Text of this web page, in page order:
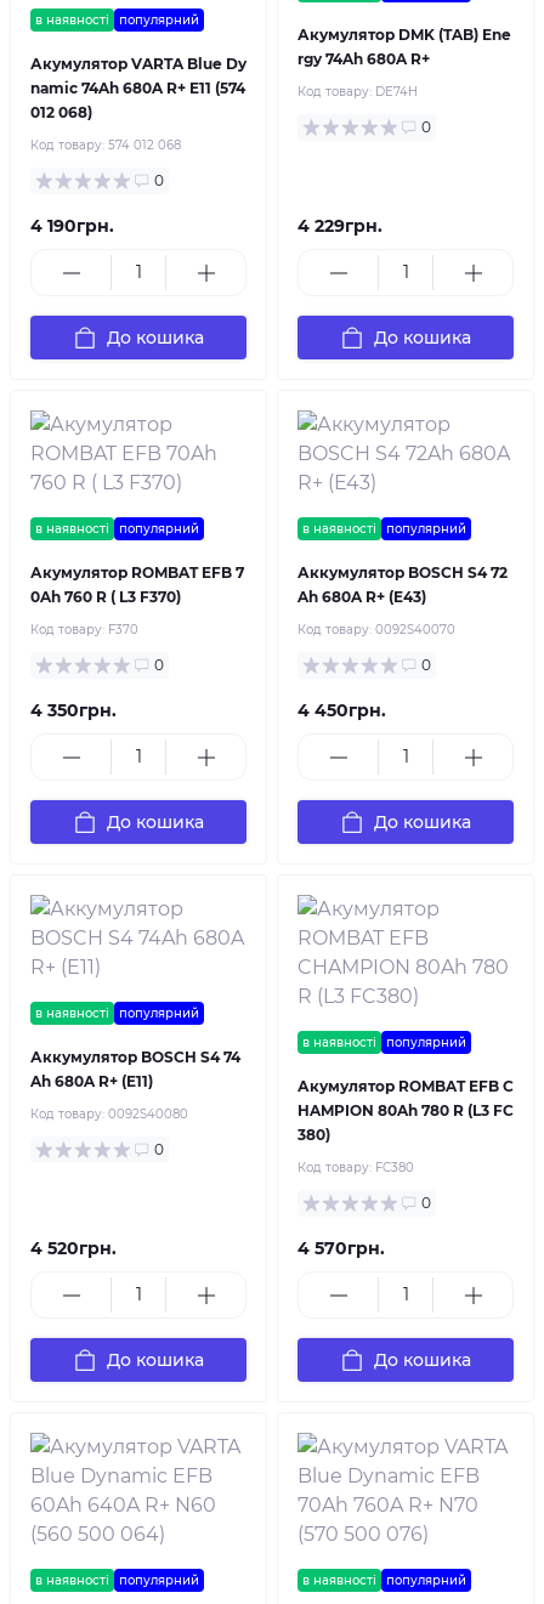
в наявності популярний
Акумулятор VARTA Blue Dy
namic 74Ah 680A R+ E11 (574
012 068)
Код товару: 574 012 068
0
4 190грн.
До кошика
Акумулятор DMK (TAB) Ene
rgy 74Ah 680A R+
Код товару: DE74H
0
4 229грн.
До кошика
в наявності популярний
Акумулятор ROMBAT EFB 7
0Ah 760 R ( L3 F370)
Код товару: F370
0
4 350грн.
До кошика
в наявності популярний
Аккумулятор BOSCH S4 72
Ah 680A R+ (E43)
Код товару: 0092S40070
0
4 450грн.
До кошика
в наявності популярний
Аккумулятор BOSCH S4 74
Ah 680A R+ (E11)
Код товару: 0092S40080
0
4 520грн.
До кошика
в наявності популярний
Акумулятор ROMBAT EFB C
HAMPION 80Ah 780 R (L3 FC
380)
Код товару: FC380
0
4 570грн.
До кошика
в наявності популярний в наявності популярний